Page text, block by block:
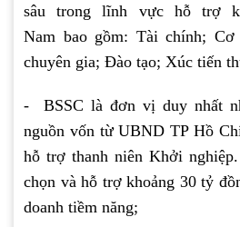
sâu trong lĩnh vực hỗ trợ
Nam bao gồm: Tài chính;
chuyên gia; Đào tạo; Xúc tiến
- BSSC là đơn vị duy nhất
nguồn vốn từ UBND TP Hồ
hỗ trợ thanh niên Khởi
chọn và hỗ trợ khoảng 30 tỷ
doanh tiềm năng;